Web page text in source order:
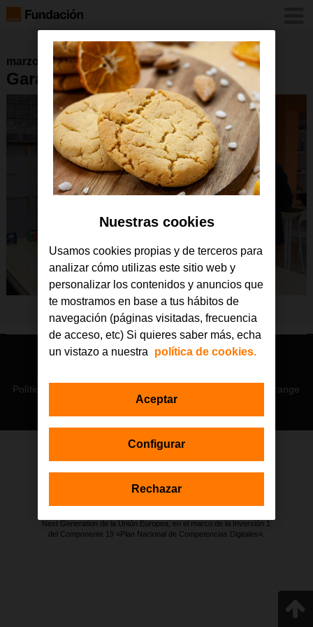
marzo 2022
GaragaLab Granada 2022
© Orange 2026
Política de privacidad
Orange
Estas actuaciones forman parte de la iniciativa Generación D
la Función Pública a través de la Secretaría de Estado de
Next Generation de la Unión Europea, en el marco de la Inversión 1
del Componente 19 «Plan Nacional de Competencias Digitales».
Nuestras cookies
Usamos cookies propias y de terceros para
analizar cómo utilizas este sitio web y
personalizar los contenidos y anuncios que
te mostramos en base a tus hábitos de
navegación (páginas visitadas, frecuencia
de acceso, etc) Si quieres saber más, echa
un vistazo a nuestra
política de cookies.
Configurar
Rechazar
Aceptar